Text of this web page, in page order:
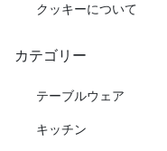
クッキーについて
カテゴリー
テーブルウェア
キッチン